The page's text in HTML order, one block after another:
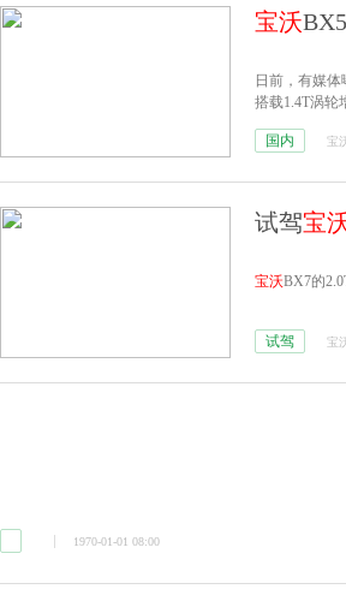
宝沃
日前，有媒体
搭载1.4T涡轮
国内 宝
试驾宝
宝沃BX7的
试驾 宝
1970-01-01 08:00